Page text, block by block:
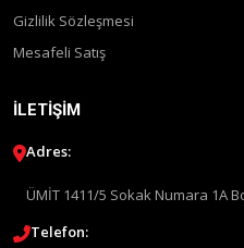
Gizlilik Sözleşmesi
Mesafeli Satış
İLETIŞIM
Adres:
ÜMİT 1411/5 Sokak Numara 1A
Telefon: